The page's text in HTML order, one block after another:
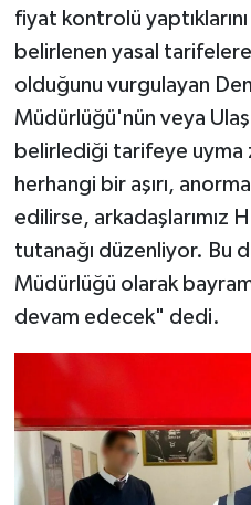
fiyat kontrolü
belirlenen yasal
olduğunu vurgulayan
Müdürlüğü'nün veya
belirlediği tarifeye uyma
herhangi bir aşırı,
edilirse, arkadaşlarımız
tutanağı düzenliyor. Bu
Müdürlüğü olarak
devam edecek" dedi.